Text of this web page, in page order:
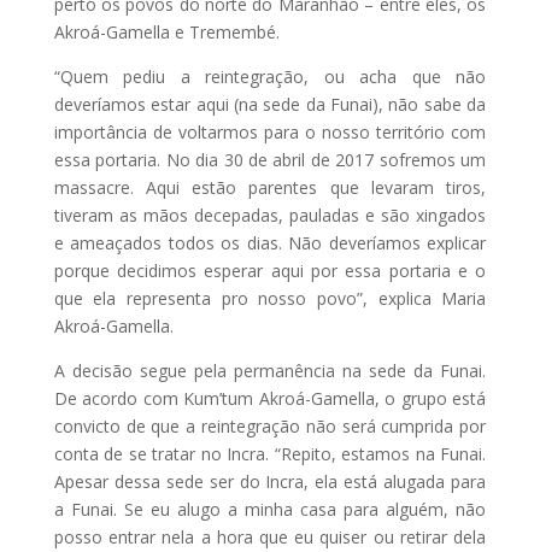
Akroá-Gamella e Tremembé.
“Quem pediu a reintegração, ou acha que não
deveríamos estar aqui (na sede da Funai), não sabe da
importância de voltarmos para o nosso território com
essa portaria. No dia 30 de abril de 2017 sofremos um
massacre. Aqui estão parentes que levaram tiros,
tiveram as mãos decepadas, pauladas e são xingados
e ameaçados todos os dias. Não deveríamos explicar
porque decidimos esperar aqui por essa portaria e o
que ela representa pro nosso povo”, explica Maria
Akroá-Gamella.
A decisão segue pela permanência na sede da Funai.
De acordo com Kum’tum Akroá-Gamella, o grupo está
convicto de que a reintegração não será cumprida por
conta de se tratar no Incra. “Repito, estamos na Funai.
Apesar dessa sede ser do Incra, ela está alugada para
a Funai. Se eu alugo a minha casa para alguém, não
posso entrar nela a hora que eu quiser ou retirar dela